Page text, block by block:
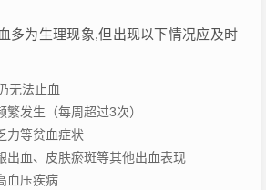
多为生理现象,但出现以下情况应及时
无法止血
繁发生（每周超过3次）
力等贫血症状
出血、皮肤瘀斑等其他出血表现
血压疾病